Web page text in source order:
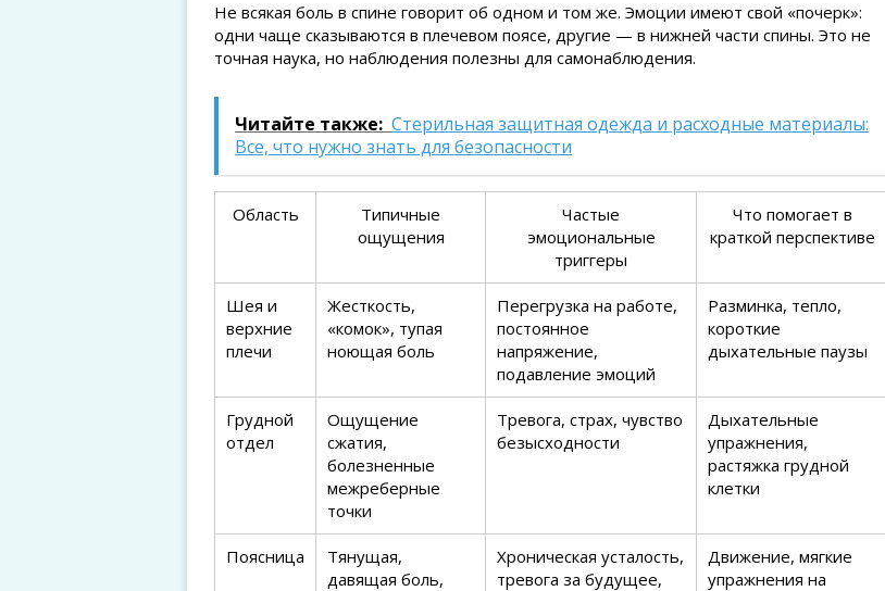
Не всякая боль в спине говорит об одном и том же. Эмоции имеют свой «почерк»:
одни чаще сказываются в плечевом поясе, другие — в нижней части спины. Это не
точная наука, но наблюдения полезны для самонаблюдения.
Читайте также: Стерильная защитная одежда и расходные материалы:
Все, что нужно знать для безопасности
Область
Типичные
ощущения
Частые
эмоциональные
триггеры
Что помогает в
краткой перспективе
Шея и
верхние
плечи
Жесткость,
«комок», тупая
ноющая боль
Перегрузка на работе,
постоянное
напряжение,
подавление эмоций
Разминка, тепло,
короткие
дыхательные паузы
Грудной
отдел
Ощущение
сжатия,
болезненные
межреберные
точки
Тревога, страх, чувство
безысходности
Дыхательные
упражнения,
растяжка грудной
клетки
Поясница
Тянущая,
давящая боль,
Хроническая усталость,
тревога за будущее,
Движение, мягкие
упражнения на